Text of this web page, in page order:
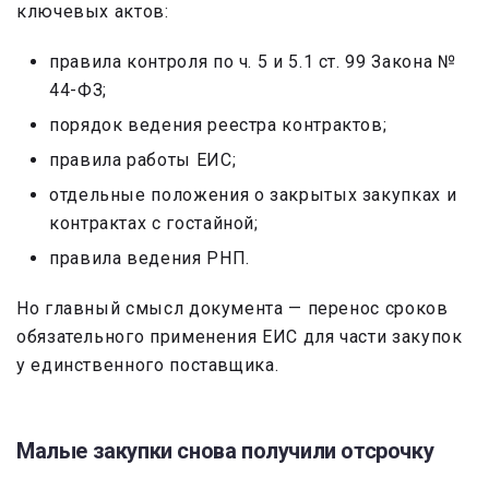
ключевых актов:
правила контроля по ч. 5 и 5.1 ст. 99 Закона №
44-ФЗ;
порядок ведения реестра контрактов;
правила работы ЕИС;
отдельные положения о закрытых закупках и
контрактах с гостайной;
правила ведения РНП.
Но главный смысл документа — перенос сроков
обязательного применения ЕИС для части закупок
у единственного поставщика.
Малые закупки снова получили отсрочку